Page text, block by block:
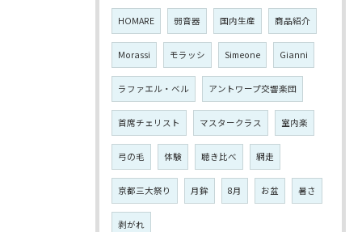
HOMARE 弱音器 国内生産 商品紹介
Morassi モラッシ Simeone Gianni
ラファエル・ベル アントワープ交響楽団
首席チェリスト マスタークラス 室内楽
弓の毛 体験 聴き比べ 網走
京都三大祭り 月鉾 8月 お盆 暑さ
剥がれ